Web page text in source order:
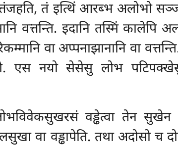
तं इत्थिं आरब्भ अलोभो
वत्तन्ति. इदानि तस्मिं कालेपि
वा अप्पनाझानानि वा
एस नयो सेसेसु लोभ
वड्ढेत्वा तेन सुखेन
वा वड्ढापेति. तथा अदोसो च